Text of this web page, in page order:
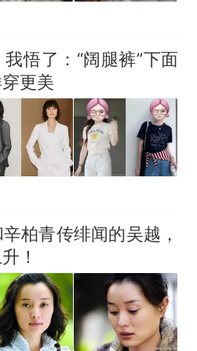
悟了：“阔腿裤”下面
更美
柏青传绯闻的吴越，
！